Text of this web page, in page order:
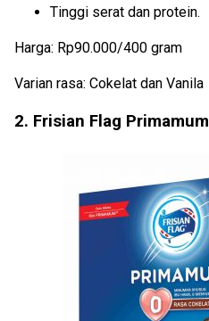
Tinggi serat dan protein.
Harga: Rp90.000/400 gram
Varian rasa: Cokelat dan Vanila
2. Frisian Flag Primamum